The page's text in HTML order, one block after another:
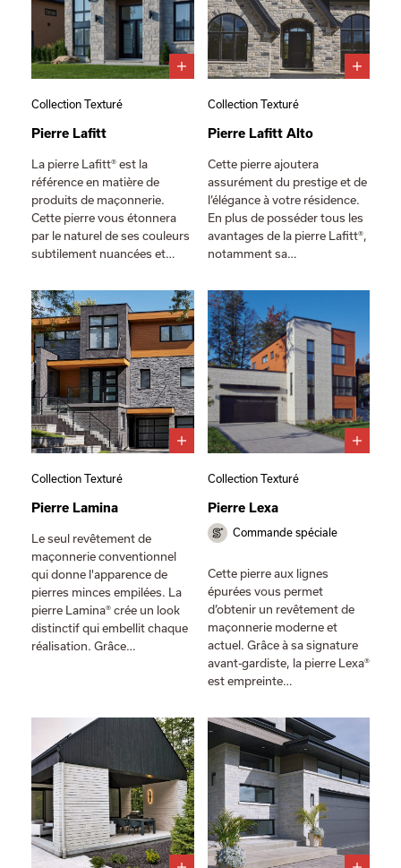
Collection Texturé
Pierre Lafitt
La pierre Lafitt® est la
référence en matière de
produits de maçonnerie.
Cette pierre vous étonnera
par le naturel de ses couleurs
subtilement nuancées et…
Collection Texturé
Pierre Lafitt Alto
Cette pierre ajoutera
assurément du prestige et de
l’élégance à votre résidence.
En plus de posséder tous les
avantages de la pierre Lafitt®,
notamment sa…
Collection Texturé
Pierre Lamina
Le seul revêtement de
maçonnerie conventionnel
qui donne l'apparence de
pierres minces empilées. La
pierre Lamina® crée un look
distinctif qui embellit chaque
réalisation. Grâce…
Collection Texturé
Pierre Lexa
Commande spéciale
Cette pierre aux lignes
épurées vous permet
d’obtenir un revêtement de
maçonnerie moderne et
actuel. Grâce à sa signature
avant-gardiste, la pierre Lexa®
est empreinte…